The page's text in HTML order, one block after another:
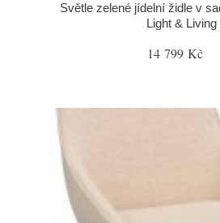
Světle zelené jídelní židle v
Light & Living
14 799 Kč